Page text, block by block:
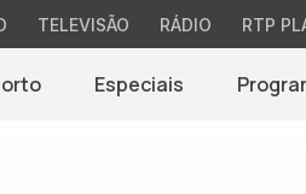
TELEVISÃO RÁDIO RTP
Especiais